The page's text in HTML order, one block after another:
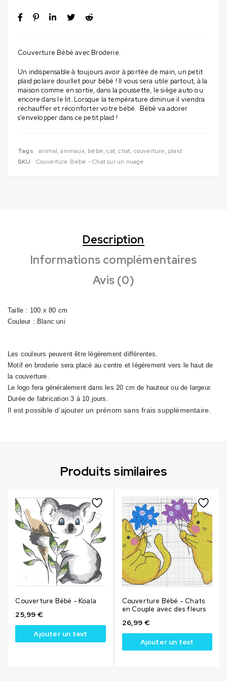
Couverture Bébé avec Broderie.
Un indispensable à toujours avoir à portée de main, un petit
plaid polaire douillet pour bébé ! Il vous sera utile partout, à la
maison comme en sortie, dans la poussette, le siège auto ou
encore dans le lit. Lorsque la température diminue il viendra
réchauffer et réconforter votre bébé. Bébé va adorer
s’envelopper dans ce petit plaid !
Tags animal,animaux, bébé,cat,chat, couverture, plaid
SKU
Couverture Bébé - Chat sur un nuage
Description
Informations complémentaires
Avis (0)
Taille : 100 x 80 cm
Couleur : Blanc uni
Les couleurs peuvent être légèrement différentes.
Motif en broderie sera placé au centre et légèrement vers le haut de
la couverture.
Le logo fera généralement dans les 20 cm de hauteur ou de largeur.
Durée de fabrication 3 à 10 jours.
Il est possible d’ajouter un prénom sans frais supplémentaire.
Produits similaires
Couverture Bébé - Koala
25,99 €
Ajouter un text
Couverture Bébé - Chats
en Couple avec des fleurs
26,99 €
Ajouter un text